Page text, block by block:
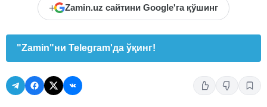
+ Zamin.uz сайтини Google'га қўшинг
"Zamin"ни Telegram'да ўқинг!